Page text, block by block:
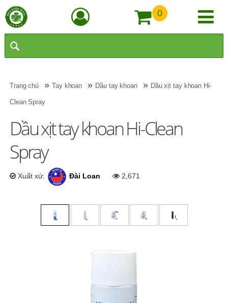
0
Trang chủ »Tay khoan » Dầu tay khoan » Dầu xịt tay khoan Hi-
Clean Spray
Dầu xịt tay khoan Hi-Clean
Spray
Xuất xứ: Đài Loan 2,671